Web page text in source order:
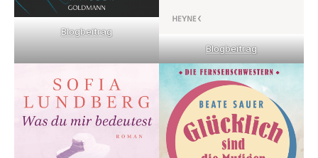
Blogbeitrag
Blogbeitrag